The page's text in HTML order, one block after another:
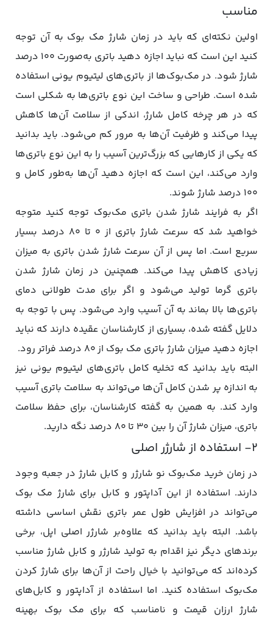
مناسب
اولین نکته‌ای که باید در زمان شارژ مک بوک به آن توجه
کنید این است که نباید اجازه دهید باتری به‌صورت ۱۰۰ درصد
شارژ شود. در مک‌بوک‌ها از باتری‌های لیتیوم یونی استفاده
شده است. طراحی و ساخت این نوع باتری‌ها به شکلی است
که در هر چرخه کامل شارژ، اندکی از سلامت آن‌ها کاهش
پیدا می‌کند و ظرفیت آن‌ها به مرور کم می‌شود. باید بدانید
که یکی از کارهایی که بزرگ‌ترین آسیب را به این نوع باتری‌ها
وارد می‌کند، این است که اجازه دهید آن‌ها به‌طور کامل و
۱۰۰ درصد شارژ شوند.
اگر به فرایند شارژ شدن باتری مک‌بوک توجه کنید متوجه
خواهید شد که سرعت شارژ باتری از ۰ تا ۸۰ درصد بسیار
سریع است. اما پس از آن سرعت شارژ شدن باتری به میزان
زیادی کاهش پیدا می‌کند. همچنین در زمان شارژ شدن
باتری گرما تولید می‌شود و اگر برای مدت طولانی دمای
باتری‌ها بالا بماند به آن‌ آسیب وارد می‌شود. پس با توجه به
دلایل گفته شده، بسیاری از کارشناسان عقیده دارند که نباید
اجازه دهید میزان شارژ باتری مک بوک از ۸۰ درصد فراتر رود.
البته باید بدانید که تخلیه کامل باتری‌های لیتیوم یونی نیز
به اندازه پر شدن کامل آن‌ها می‌تواند به سلامت باتری آسیب
وارد کند. به همین به گفته کارشناسان، برای حفظ سلامت
باتری، میزان شارژ آن‌ را بین ۳۰ تا ۸۰ درصد نگه دارید.
۲- استفاده از شارژر اصلی
در زمان خرید مک‌بوک نو شارژر و کابل شارژ در جعبه وجود
دارند. استفاده از این آداپتور و کابل برای شارژ مک بوک
می‌تواند در افزایش طول عمر باتری نقش اساسی داشته
باشد. البته باید بدانید که علاوه‌بر شارژر اصلی اپل، برخی
برندهای دیگر نیز اقدام به تولید شارژر و کابل شارژ مناسب
کرده‌اند که می‌توانید با خیال راحت از آن‌ها برای شارژ کردن
مک‌بوک استفاده کنید. اما استفاده از آداپتور و کابل‌های
شارژ ارزان قیمت و نامناسب که برای مک بوک بهینه